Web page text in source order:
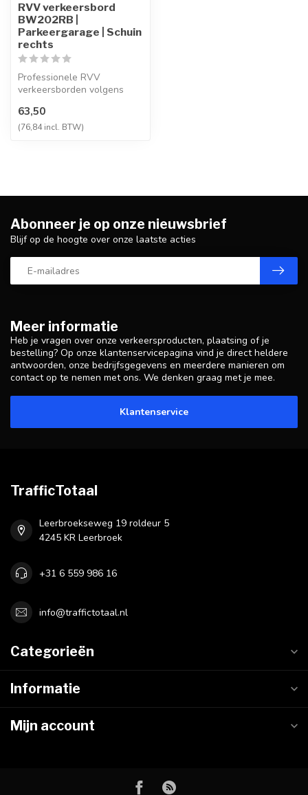
RVV verkeersbord
BW202RB |
Parkeergarage | Schuin
rechts
Professionele RVV
verkeersborden volgens
vervaardigd uit hoogwaa...
63,50
(76,84 incl. BTW)
Meer informatie
Heb je vragen over onze verkeersproducten, plaatsing of je
bestelling? Op onze klantenservicepagina vind je direct heldere
antwoorden, onze bedrijfsgegevens en meerdere manieren om
contact op te nemen met ons. We denken graag met je mee.
Klantenservice
Abonneer je op onze nieuwsbrief
Blijf op de hoogte over onze laatste acties
TrafficTotaal
Leerbroekseweg 19 roldeur 5
4245 KR Leerbroek
+31 6 559 986 16
info@traffictotaal.nl
Categorieën
Informatie
Mijn account